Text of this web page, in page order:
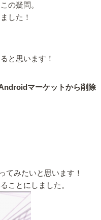
の疑問。
した！
と思います！
マーケットから削除
てみたいと思います！
ことにしました。